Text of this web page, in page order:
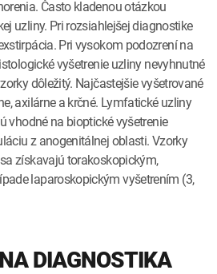
Často kladenou otázkou
uzliny. Pri rozsiahlejšej diagnostike
Pri vysokom podozrení na
vyšetrenie uzliny nevyhnutné
dôležitý. Najčastejšie vyšetrované
axilárne a krčné. Lymfatické uzliny
vhodné na bioptické vyšetrenie
z anogenitálnej oblasti. Vzorky
získavajú torakoskopickým,
laparoskopickým vyšetrením (3,
DIAGNOSTIKA